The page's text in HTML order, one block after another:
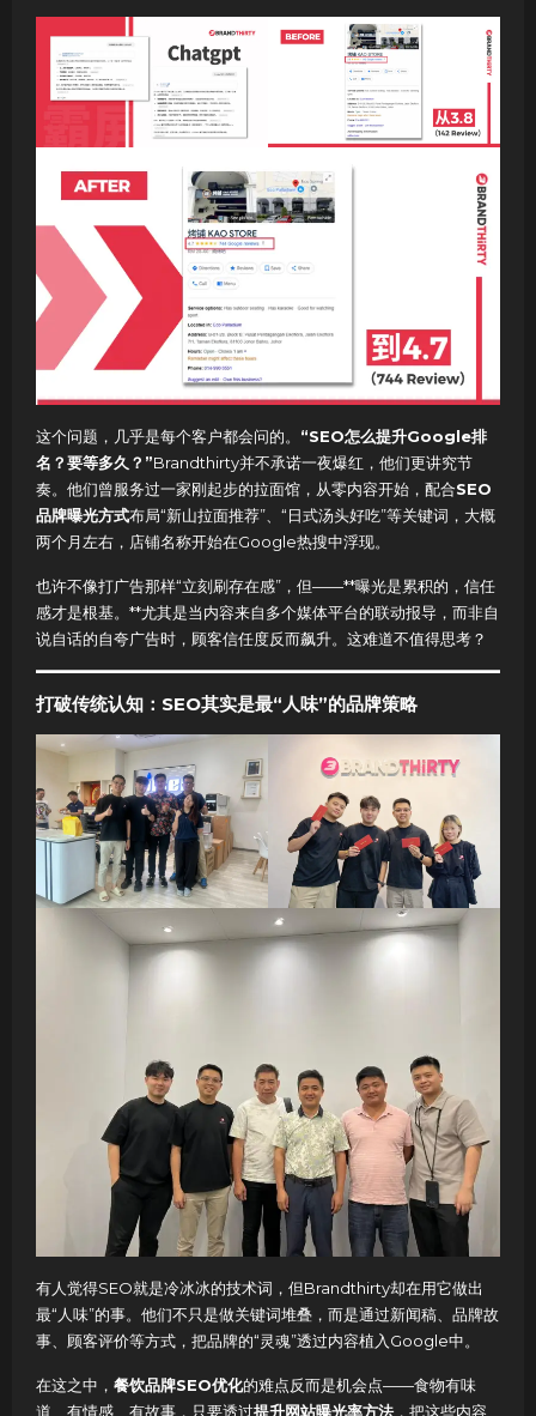
这个问题，几乎是每个客户都会问的。 “SEO怎么提升Google排
名？要等多久？”Brandthirty并不承诺一夜爆红，他们更讲究节
奏。他们曾服务过一家刚起步的拉面馆，从零内容开始，配合SEO
品牌曝光方式布局“新山拉面推荐”、“日式汤头好吃”等关键词，大概
两个月左右，店铺名称开始在Google热搜中浮现。
也许不像打广告那样“立刻刷存在感”，但——**曝光是累积的，信任
感才是根基。**尤其是当内容来自多个媒体平台的联动报导，而非自
说自话的自夸广告时，顾客信任度反而飙升。这难道不值得思考？
打破传统认知：SEO其实是最“人味”的品牌策略
有人觉得SEO就是冷冰冰的技术词，但Brandthirty却在用它做出
最“人味”的事。他们不只是做关键词堆叠，而是通过新闻稿、品牌故
事、顾客评价等方式，把品牌的“灵魂”透过内容植入Google中。
在这之中， 餐饮品牌SEO优化的难点反而是机会点——食物有味
道、有情感、有故事，只要透过提升网站曝光率方法，把这些内容